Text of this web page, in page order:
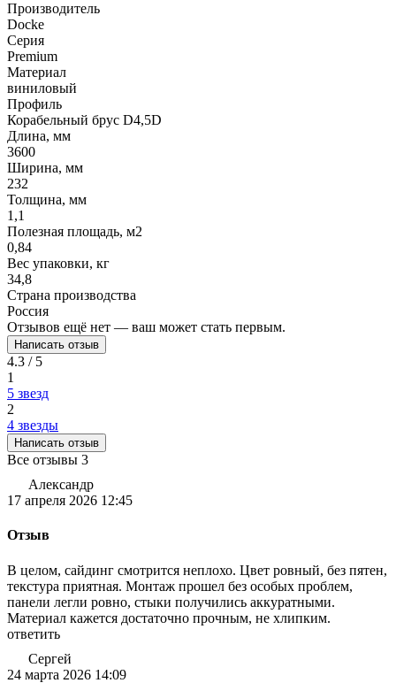
Производитель
Docke
Серия
Premium
Материал
виниловый
Профиль
Корабельный брус D4,5D
Длина, мм
3600
Ширина, мм
232
Толщина, мм
1,1
Полезная площадь, м2
0,84
Вес упаковки, кг
34,8
Страна производства
Россия
Отзывов ещё нет — ваш может стать первым.
Написать отзыв
4.3 / 5
1
5 звезд
2
4 звезды
Написать отзыв
Все отзывы 3
Александр
17 апреля 2026 12:45
Отзыв
В целом, сайдинг смотрится неплохо. Цвет ровный, без пятен,
текстура приятная. Монтаж прошел без особых проблем,
панели легли ровно, стыки получились аккуратными.
Материал кажется достаточно прочным, не хлипким.
ответить
Сергей
24 марта 2026 14:09